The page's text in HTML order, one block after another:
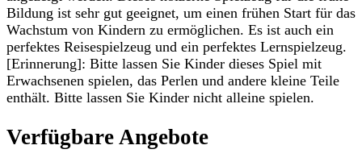
Bildung ist sehr gut geeignet, um einen frühen Start für das
Wachstum von Kindern zu ermöglichen. Es ist auch ein
perfektes Reisespielzeug und ein perfektes Lernspielzeug.
[Erinnerung]: Bitte lassen Sie Kinder dieses Spiel mit
Erwachsenen spielen, das Perlen und andere kleine Teile
enthält. Bitte lassen Sie Kinder nicht alleine spielen.
Verfügbare Angebote